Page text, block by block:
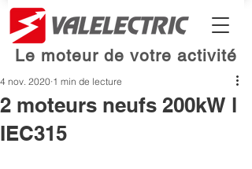
Le moteur de votre activité
2 moteurs neufs 200kW l
IEC315
4 nov. 2020 1 min de lecture